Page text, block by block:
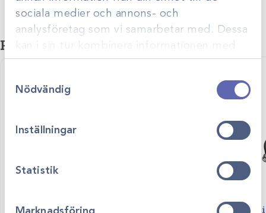
sociala medier och annons- och
analysföretag som vi samarbetar med. Dessa
kan i sin tur kombinera informationen med
annan information som du har tillhandahållit
eller som de har samlat in när du har använt
deras tjänster.
Nödvändig
Inställningar
Statistik
Stetoskopmodell
Relaterade produkter
Götze bröststycke Littman